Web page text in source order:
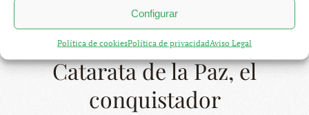
Configurar
Política de cookiesPolítica de privacidadAviso Legal
3. Volcán Irazú, Poás y la
Catarata de la Paz, el
conquistador